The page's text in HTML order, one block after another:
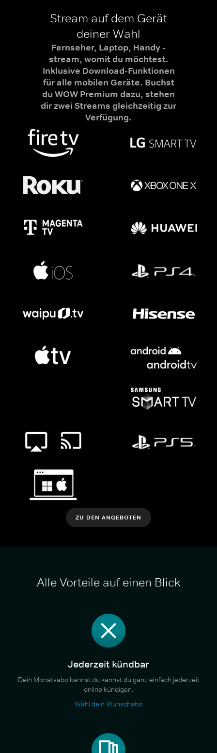
Stream auf dem Gerät
deiner Wahl
Fernseher, Laptop, Handy -
stream, womit du möchtest.
Inklusive Download-Funktionen
für alle mobilen Geräte. Buchst
du WOW Premium dazu, stehen
dir zwei Streams gleichzeitig zur
Verfügung.
ZU DEN ANGEBOTEN
Alle Vorteile auf einen Blick
Jederzeit kündbar
Dein Monatsabo kannst du kannst du ganz einfach jederzeit
online kündigen.
Wähl dein Wunschabo